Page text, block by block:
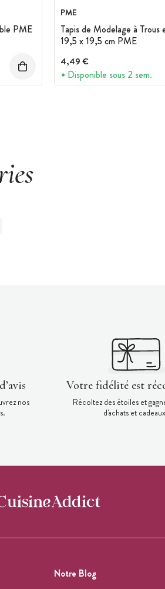
PME
PME
Tapis de Modelage à Trous
19,5 x 19,5 cm PME
4,49 €
Disponible sous 2 sem.
nos
Votre fidélité est
Récoltez des étoiles et
d'achats et
Notre Blog